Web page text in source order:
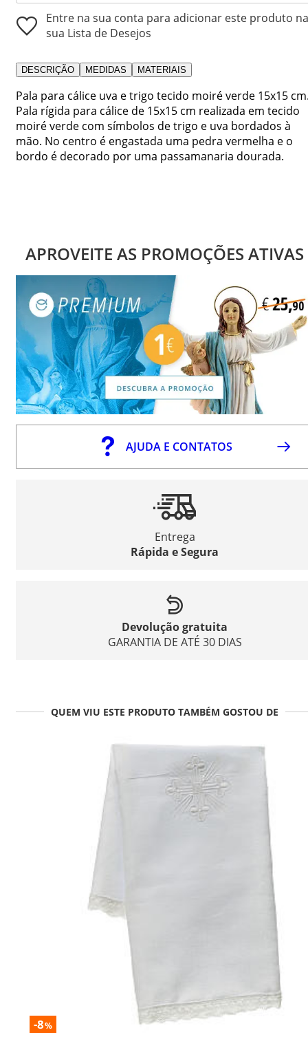
Entre na sua conta para adicionar este produto na
sua Lista de Desejos
DESCRIÇÃO MEDIDAS MATERIAIS
Pala para cálice uva e trigo tecido moiré verde 15x15
Pala rígida para cálice de 15x15 cm realizada em tecido
moiré verde com símbolos de trigo e uva bordados à
mão. No centro é engastada uma pedra vermelha e o
bordo é decorado por uma passamanaria dourada.
APROVEITE AS PROMOÇÕES ATIVAS
AJUDA E CONTATOS
Entrega
Rápida e Segura
Devolução gratuita
GARANTIA DE ATÉ 30 DIAS
QUEM VIU ESTE PRODUTO TAMBÉM GOSTOU DE
-8%